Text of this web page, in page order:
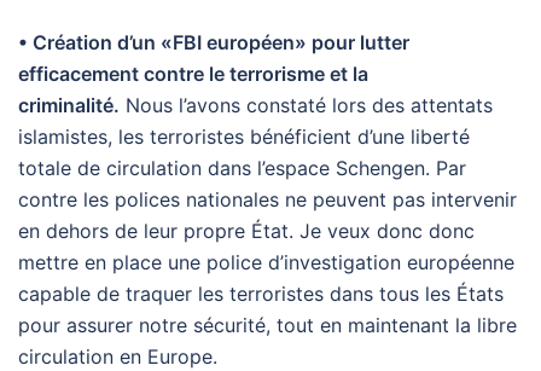
• Création d’un «FBI européen» pour lutter
efficacement contre le terrorisme et la
criminalité. Nous l’avons constaté lors des attentats
islamistes, les terroristes bénéficient d’une liberté
totale de circulation dans l’espace Schengen. Par
contre les polices nationales ne peuvent pas intervenir
en dehors de leur propre État. Je veux donc donc
mettre en place une police d’investigation européenne
capable de traquer les terroristes dans tous les États
pour assurer notre sécurité, tout en maintenant la libre
circulation en Europe.